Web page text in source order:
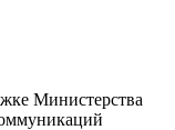
Министерства